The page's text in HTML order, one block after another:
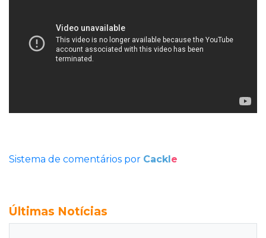
Sistema de comentários por Cackle
Últimas Notícias